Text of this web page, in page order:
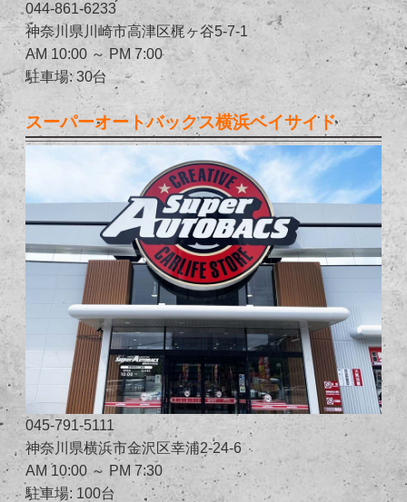
044-861-6233
神奈川県川崎市高津区梶ヶ谷5-7-1
AM 10:00 ～ PM 7:00
駐車場: 30台
スーパーオートバックス横浜ベイサイド
045-791-5111
神奈川県横浜市金沢区幸浦2-24-6
AM 10:00 ～ PM 7:30
駐車場: 100台